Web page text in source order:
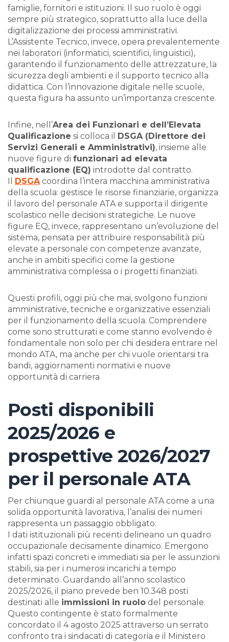
famiglie, fornitori e istituzioni. Il suo ruolo è oggi
sempre più strategico, soprattutto alla luce della
digitalizzazione dei processi amministrativi.
L’Assistente Tecnico, invece, opera prevalentemente
nei laboratori (informatici, scientifici, linguistici),
garantendo il funzionamento delle attrezzature, la
sicurezza degli ambienti e il supporto tecnico alla
didattica. Con l’innovazione digitale nelle scuole,
questa figura ha assunto un’importanza crescente.
Infine, nell’Area dei Funzionari e dell’Elevata
Qualificazione si colloca il
DSGA (Direttore dei
Servizi Generali e Amministrativi), insieme alle
nuove figure di funzionari ad elevata
qualificazione (EQ) introdotte dal contratto.
DSGAcoordina l’intera macchina amministrativa
della scuola: gestisce le risorse finanziarie, organizza
il lavoro del personale ATA e supporta il dirigente
scolastico nelle decisioni strategiche. Le nuove
figure EQ, invece, rappresentano un’evoluzione del
sistema, pensata per attribuire responsabilità più
elevate a personale con competenze avanzate,
anche in ambiti specifici come la gestione
amministrativa complessa o i progetti finanziati.
Questi profili, oggi più che mai, svolgono funzioni
amministrative, tecniche e organizzative essenziali
per il funzionamento della scuola. Comprendere
come sono strutturati e come stanno evolvendo è
fondamentale non solo per chi desidera entrare nel
mondo ATA, ma anche per chi vuole orientarsi tra
bandi, aggiornamenti normativi e nuove
opportunità di carriera
Posti disponibili
2025/2026 e
prospettive 2026/2027
per il personale ATA
Per chiunque guardi al personale ATA come a una
solida opportunità lavorativa, l’analisi dei numeri
rappresenta un passaggio obbligato.
I dati istituzionali più recenti delineano un quadro
occupazionale decisamente dinamico. Emergono
infatti spazi concreti e immediati sia per le assunzioni
stabili, sia per i numerosi incarichi a tempo
determinato. Guardando all’anno scolastico
2025/2026, il piano prevede ben 10.348 posti
destinati alle immissioni in ruolo del personale.
Questo contingente è stato formalmente
concordato il 4 agosto 2025 attraverso un serrato
confronto tra i sindacati di categoria e il Ministero